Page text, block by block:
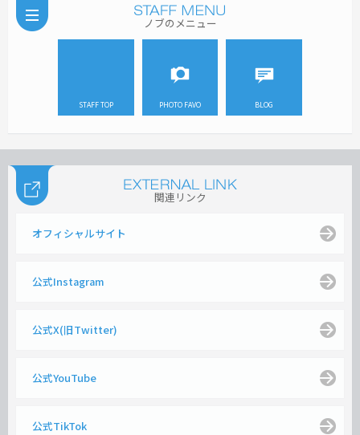
ノブのメニュー
STAFF TOP PHOTO FAVO BLOG
関連リンク
オフィシャルサイト
公式Instagram
公式X(旧Twitter)
公式YouTube
公式TikTok